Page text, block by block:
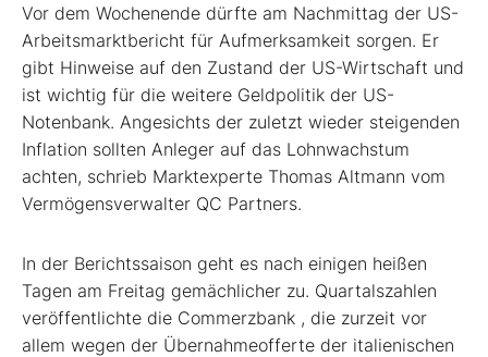
Vor dem Wochenende dürfte am Nachmittag der US-
Arbeitsmarktbericht für Aufmerksamkeit sorgen. Er
gibt Hinweise auf den Zustand der US-Wirtschaft und
ist wichtig für die weitere Geldpolitik der US-
Notenbank. Angesichts der zuletzt wieder steigenden
Inflation sollten Anleger auf das Lohnwachstum
achten, schrieb Marktexperte Thomas Altmann vom
Vermögensverwalter QC Partners.
In der Berichtssaison geht es nach einigen heißen
Tagen am Freitag gemächlicher zu. Quartalszahlen
veröffentlichte die Commerzbank , die zurzeit vor
allem wegen der Übernahmeofferte der italienischen